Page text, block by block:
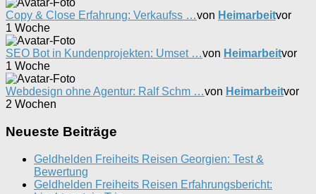
Copy & Close Erfahrung: Verkaufss …von Heimarbeitvor
1 Woche
SEO Bot in Kundenprojekten: Umset …von Heimarbeitvor
1 Woche
Webdesign ohne Agentur: Ralf Schm …von Heimarbeitvor
2 Wochen
Neueste Beiträge
Geldhelden Freiheits Reisen Georgien: Test &
Bewertung
Geldhelden Freiheits Reisen Erfahrungsbericht: